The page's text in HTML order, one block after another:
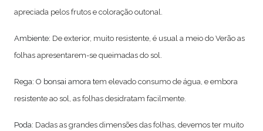
apreciada pelos frutos e coloração outonal.
Ambiente: De exterior, muito resistente, é usual a meio do Verão as
folhas apresentarem-se queimadas do sol.
Rega: O bonsai amora tem elevado consumo de água, e embora
resistente ao sol, as folhas desidratam facilmente
Poda: Dadas as grandes dimensões das folhas, devemos ter muito